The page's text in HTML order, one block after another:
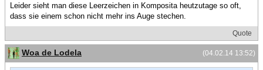
Leider sieht man diese Leerzeichen in Komposita heutzutage so oft,
dass sie einem schon nicht mehr ins Auge stechen.
Quote
(04.02.14 13:52)
Woa de Lodela